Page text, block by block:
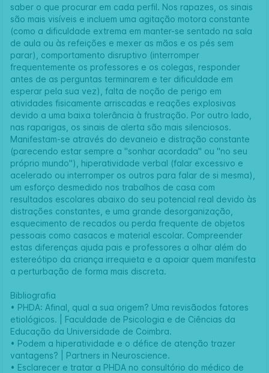
saber o que procurar em cada perfil. Nos rapazes, os sinais
são mais visíveis e incluem uma agitação motora constante
(como a dificuldade extrema em manter-se sentado na sala
de aula ou às refeições e mexer as mãos e os pés sem
parar), comportamento disruptivo (interromper
frequentemente os professores e os colegas, responder
antes de as perguntas terminarem e ter dificuldade em
esperar pela sua vez), falta de noção de perigo em
atividades fisicamente arriscadas e reações explosivas
devido a uma baixa tolerância à frustração. Por outro lado,
nas raparigas, os sinais de alerta são mais silenciosos.
Manifestam-se através do devaneio e distração constante
(parecendo estar sempre a "sonhar acordada" ou "no seu
próprio mundo"), hiperatividade verbal (falar excessivo e
acelerado ou interromper os outros para falar de si mesma),
um esforço desmedido nos trabalhos de casa com
resultados escolares abaixo do seu potencial real devido às
distrações constantes, e uma grande desorganização,
esquecimento de recados ou perda frequente de objetos
pessoais como casacos e material escolar. Compreender
estas diferenças ajuda pais e professores a olhar além do
estereótipo da criança irrequieta e a apoiar quem manifesta
a perturbação de forma mais discreta.
Bibliografia
• PHDA: Afinal, qual a sua origem? Uma revisãodos fatores
etiológicos. | Faculdade de Psicologia e de Ciências da
Educação da Universidade de Coimbra.
• Podem a hiperatividade e o défice de atenção trazer
vantagens? | Partners in Neuroscience.
• Esclarecer e tratar a PHDA no consultório do médico de